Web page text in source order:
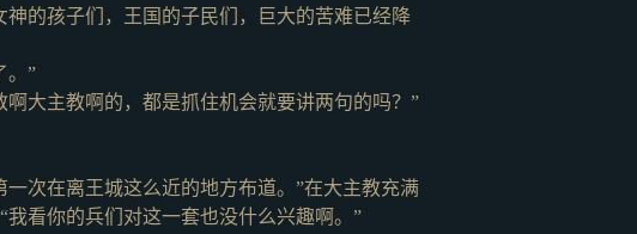
神的孩子们，王国的子民们，巨大的苦难已经降
。”
啊大主教啊的，都是抓住机会就要讲两句的吗？”
次在离王城这么近的地方布道。”在大主教充满
看你的兵们对这一套也没什么兴趣啊。”